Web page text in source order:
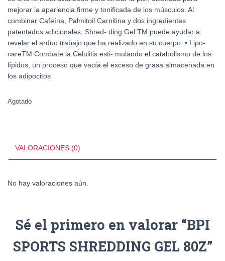
mejorar la apariencia firme y tonificada de los músculos. Al
combinar Cafeína, Palmitoil Carnitina y dos ingredientes
patentados adicionales, Shred- ding Gel TM puede ayudar a
revelar el arduo trabajo que ha realizado en su cuerpo. • Lipo-
careTM Combate la Celulitis esti- mulando el catabolismo de los
lípidos, un proceso que vacía el exceso de grasa almacenada en
los adipocitos
Agotado
VALORACIONES (0)
No hay valoraciones aún.
Sé el primero en valorar “BPI
SPORTS SHREDDING GEL 80Z”